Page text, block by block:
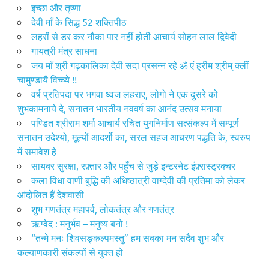
इच्छा और तृष्णा
देवी माँ के सिद्ध 52 शक्तिपीठ
लहरों से डर कर नौका पार नहीं होती आचार्य सोहन लाल द्विवेदी
गायत्री मंत्र साधना
जय माँ श्री गढ़कालिका देवी सदा प्रसन्न रहे ॐ एं ह्रीम श्रीम् क्लीं
चामुण्डायै विच्च्ये !!
वर्ष प्रतिपदा पर भगवा ध्वज लहराए, लोगो ने एक दुसरे को
शुभकामनाये दे, सनातन भारतीय नववर्ष का आनंद उत्सव मनाया
पण्डित श्रीराम शर्मा आचार्य रचित युगनिर्माण सत्संकल्प में सम्पूर्ण
सनातन उदेश्यो, मूल्यों आदर्शो का, सरल सहज आचरण पद्धति के, स्वरुप
में समावेश हे
सायबर सुरक्षा, रफ़्तार और पहुँच से जुड़े इन्टरनेट इंफ़्रास्ट्रक्चर
कला विधा वाणी बुद्धि की अधिष्ठात्री वाग्देवी की प्रतिमा को लेकर
आंदोलित हैं देशवासी
शुभ गणतंत्र महापर्व, लोकतंत्र और गणतंत्र
ऋग्वेद : मनुर्भ‌व – मनुष्य बनो !
“तन्मे मनः शिवसङ्कल्पमस्तु” हम सबका मन सदैव शुभ और
कल्याणकारी संकल्पों से युक्त हो